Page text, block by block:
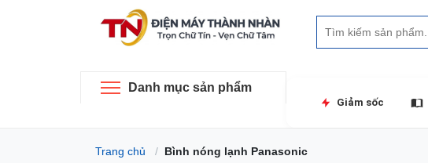
Danh mục sản phẩm
Giảm sốc
Trang chủ Bình nóng lạnh Panasonic